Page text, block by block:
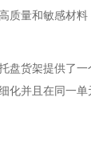
质量和敏感材
盘货架提供了
化并且在同一